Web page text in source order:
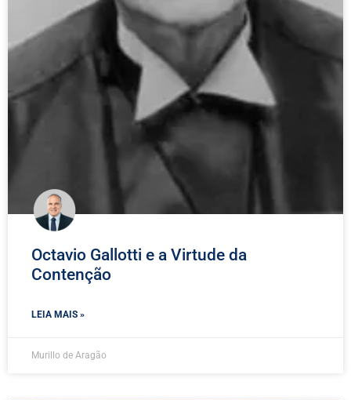
Octavio Gallotti e a Virtude da
Contenção
LEIA MAIS »
Murillo de Aragão